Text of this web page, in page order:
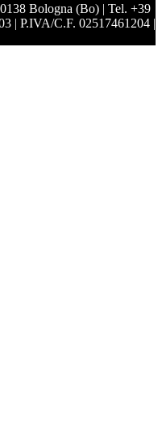
Bologna (Bo) | Tel. +39
| P.IVA/C.F. 02517461204 |